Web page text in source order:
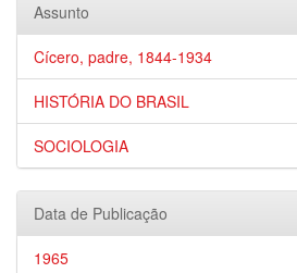
Assunto
Cícero, padre, 1844-1934
HISTÓRIA DO BRASIL
SOCIOLOGIA
Data de Publicação
1965